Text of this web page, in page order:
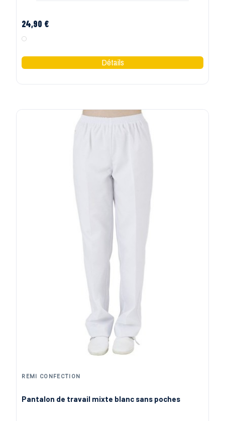
24,90 €
Blanc
REMI CONFECTION
Pantalon de travail mixte blanc sans poches